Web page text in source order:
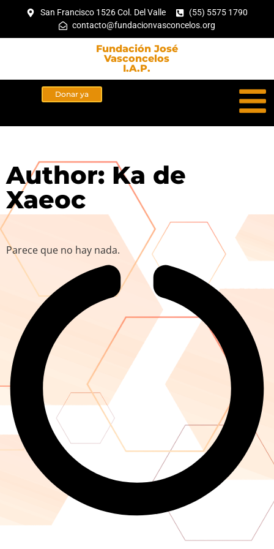
San Francisco 1526 Col. Del Valle
(55) 5575 1790
contacto@fundacionvasconcelos.org
Fundación José
Vasconcelos
I.A.P.
Donar ya
Author: Ka de
Xaeoc
Parece que no hay nada.